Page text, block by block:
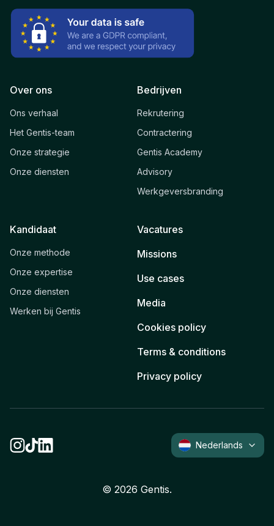
Over ons
Ons verhaal
Het Gentis-team
Onze strategie
Onze diensten
Bedrijven
Rekrutering
Contractering
Gentis Academy
Advisory
Werkgeversbranding
Kandidaat
Onze methode
Onze expertise
Onze diensten
Werken bij Gentis
Vacatures
Missions
Use cases
Media
Cookies policy
Terms & conditions
Privacy policy
© 2026 Gentis.
Nederlands